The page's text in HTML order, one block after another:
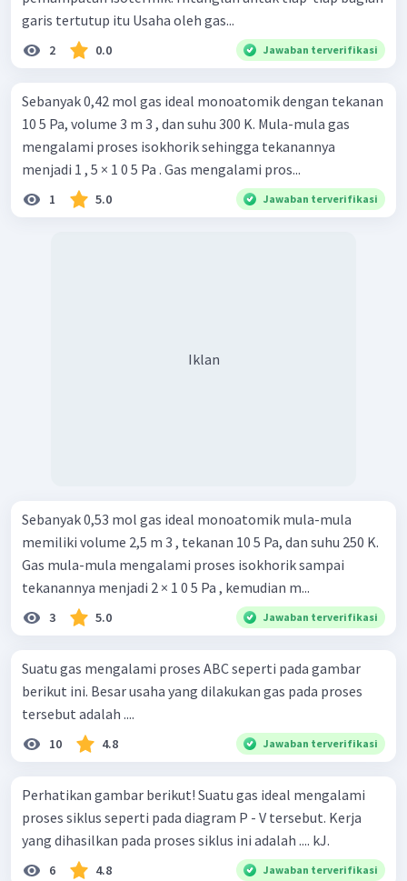
garis tertutup itu Usaha oleh gas...
2 0.0 Jawaban terverifikasi
Sebanyak 0,42 mol gas ideal monoatomik dengan tekanan
10 5 Pa, volume 3 m 3 , dan suhu 300 K. Mula-mula gas
mengalami proses isokhorik sehingga tekanannya
menjadi 1 , 5 × 1 0 5 Pa . Gas mengalami pros...
1 5.0 Jawaban terverifikasi
Iklan
Sebanyak 0,53 mol gas ideal monoatomik mula-mula
memiliki volume 2,5 m 3 , tekanan 10 5 Pa, dan suhu 250 K.
Gas mula-mula mengalami proses isokhorik sampai
tekanannya menjadi 2 × 1 0 5 Pa , kemudian m...
3 5.0 Jawaban terverifikasi
Suatu gas mengalami proses ABC seperti pada gambar
berikut ini. Besar usaha yang dilakukan gas pada proses
tersebut adalah ....
10 4.8 Jawaban terverifikasi
Perhatikan gambar berikut! Suatu gas ideal mengalami
proses siklus seperti pada diagram P - V tersebut. Kerja
yang dihasilkan pada proses siklus ini adalah .... kJ.
6 4.8 Jawaban terverifikasi